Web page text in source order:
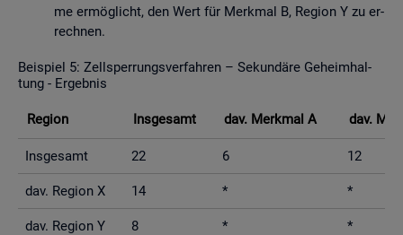
me er­mög­licht, den Wert für Merk­mal B, Re­gi­on Y zu er­
rech­nen.
Bei­spiel 5: Zell­sper­rungs­ver­fah­ren – Se­kun­dä­re Ge­heim­hal­
tung - Er­geb­nis
Re­gi­on Ins­ge­samt dav. Merk­mal A dav.
Ins­ge­samt 22 6 12
dav. Re­gi­on X 14 * *
dav. Re­gi­on Y 8 * *